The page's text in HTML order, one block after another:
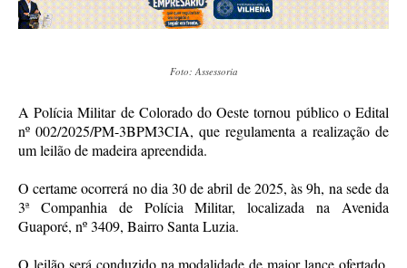
Foto: Assessoria
A Polícia Militar de Colorado do Oeste tornou público o Edital
nº 002/2025/PM-3BPM3CIA, que regulamenta a realização de
um leilão de madeira apreendida.
O certame ocorrerá no dia 30 de abril de 2025, às 9h, na sede da
3ª Companhia de Polícia Militar, localizada na Avenida
Guaporé, nº 3409, Bairro Santa Luzia.
O leilão será conduzido na modalidade de maior lance ofertado,